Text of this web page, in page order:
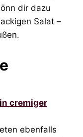
dir dazu
Salat –
cremiger
ebenfalls